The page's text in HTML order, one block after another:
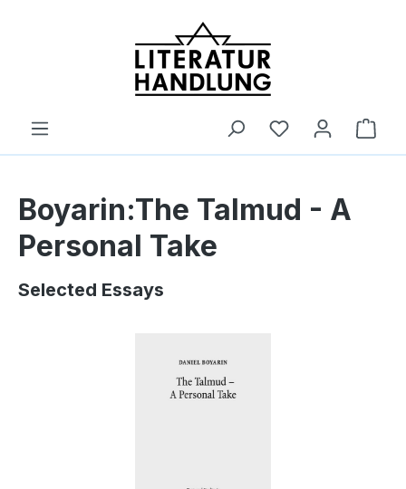
Boyarin:The Talmud - A
Personal Take
Selected Essays